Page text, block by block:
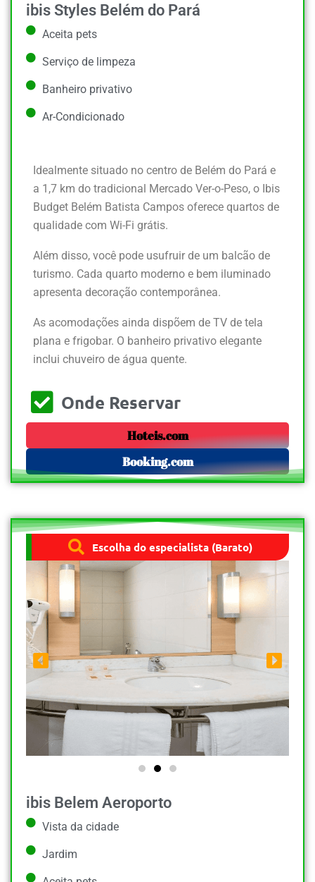
ibis Styles Belém do Pará
Aceita pets
Serviço de limpeza
Banheiro privativo
Ar-Condicionado
Idealmente situado no centro de Belém do Pará e
a 1,7 km do tradicional Mercado Ver-o-Peso, o Ibis
Budget Belém Batista Campos oferece quartos de
qualidade com Wi-Fi grátis.
Além disso, você pode usufruir de um balcão de
turismo. Cada quarto moderno e bem iluminado
apresenta decoração contemporânea.
As acomodações ainda dispõem de TV de tela
plana e frigobar. O banheiro privativo elegante
inclui chuveiro de água quente.
Onde Reservar
Hoteis.com
Booking.com
Escolha do especialista (Barato)
ibis Belem Aeroporto
Vista da cidade
Jardim